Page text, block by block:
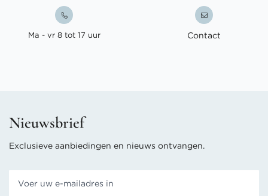
Ma - vr 8 tot 17 uur Contact
Nieuwsbrief
Exclusieve aanbiedingen en nieuws ontvangen.